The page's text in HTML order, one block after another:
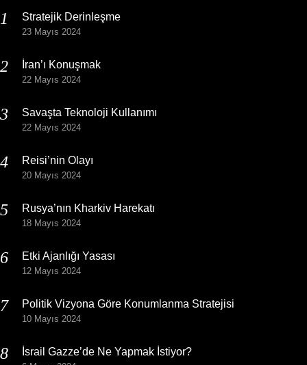
Stratejik Derinleşme
23 Mayıs 2024
İran’ı Konuşmak
22 Mayıs 2024
Savaşta Teknoloji Kullanımı
22 Mayıs 2024
Reisi’nin Olayı
20 Mayıs 2024
Rusya’nın Kharkiv Harekatı
18 Mayıs 2024
Etki Ajanlığı Yasası
12 Mayıs 2024
Politik Vizyona Göre Konumlanma Stratejisi
10 Mayıs 2024
İsrail Gazze’de Ne Yapmak İstiyor?